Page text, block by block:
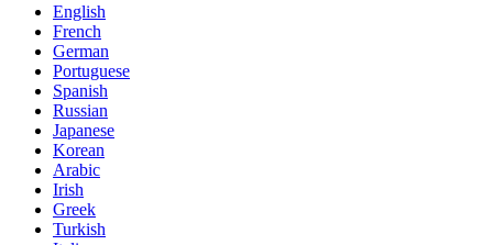
English
French
German
Portuguese
Spanish
Russian
Japanese
Korean
Arabic
Irish
Greek
Turkish